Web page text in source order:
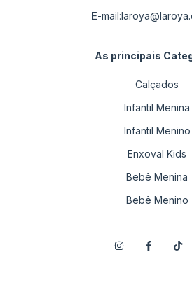
E-mail:
As principais
Calçados
Infantil Menina
Infantil Menino
Enxoval Kids
Bebê Menina
Bebê Menino